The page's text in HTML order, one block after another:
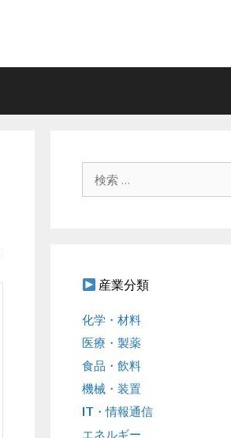
産業分類
化学・材料
医療・製薬
食品・飲料
機械・装置
IT・情報通信
エネルギー